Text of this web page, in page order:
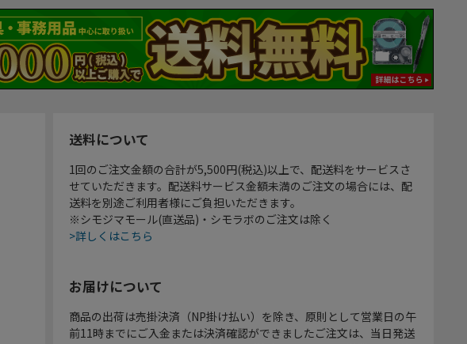
送料について
1回のご注文金額の合計が5,500円(税込)以上で、配送料をサービスさ
せていただきます。配送料サービス金額未満のご注文の場合には、配
送料を別途ご利用者様にご負担いただきます。
※シモジマモール(直送品)・シモラボのご注文は除く
>詳しくはこちら
お届けについて
商品の出荷は売掛決済（NP掛け払い）を除き、原則として営業日の午
前11時までにご入金または決済確認ができましたご注文は、当日発送